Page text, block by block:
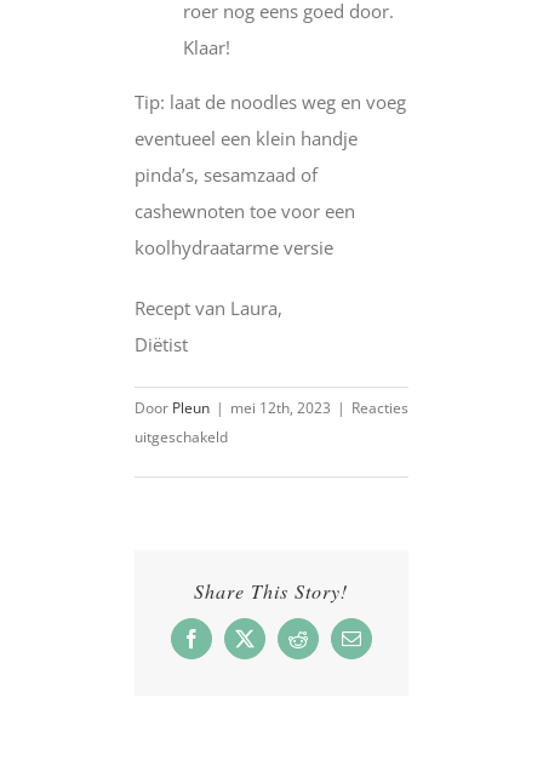
roer nog eens goed door.
Klaar!
Tip: laat de noodles weg en voeg
eventueel een klein handje
pinda’s, sesamzaad of
cashewnoten toe voor een
koolhydraatarme versie
Recept van Laura,
Diëtist
Door Pleun | mei 12th, 2023 | Reacties
uitgeschakeldvoor
Share This Story!
Facebook
X RedditE-